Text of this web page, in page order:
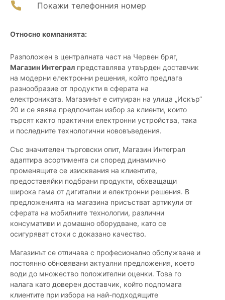
Покажи телефонния номер
Относно компанията:
Разположен в централната част на Червен бряг,
Магазин Интеграл представлява утвърден доставчик
на модерни електронни решения, който предлага
разнообразие от продукти в сферата на
електрониката. Магазинът е ситуиран на улица „Искър“
20 и се явява предпочитан избор за клиенти, които
търсят както практични електронни устройства, така
и последните технологични нововъведения.
Със значителен търговски опит, Магазин Интеграл
адаптира асортимента си според динамично
променящите се изисквания на клиентите,
предоставяйки подбрани продукти, обхващащи
широка гама от дигитални и електронни решения. В
предложенията на магазина присъстват артикули от
сферата на мобилните технологии, различни
консумативи и домашно оборудване, като се
осигуряват стоки с доказано качество.
Магазинът се отличава с професионално обслужване и
постоянно обновявани актуални предложения, което
води до множество положителни оценки. Това го
налага като доверен доставчик, който подпомага
клиентите при избора на най-подходящите